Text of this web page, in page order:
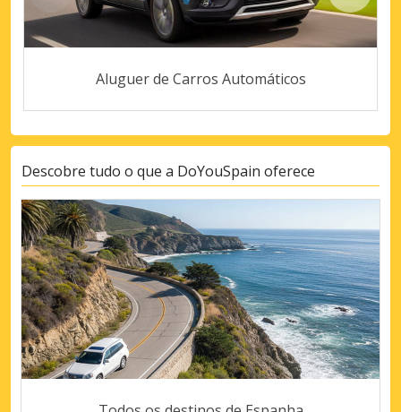
Aluguer de Carros Automáticos
Descobre tudo o que a DoYouSpain oferece